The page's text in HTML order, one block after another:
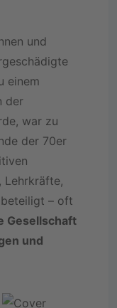
und
einem
der
war zu
der 70er
Lehrkräfte,
– oft
Gesellschaft
und